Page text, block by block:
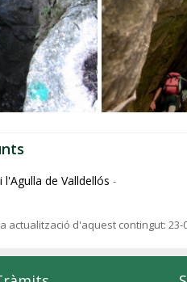
l'Agulla de Valldellós-
actualització d'aquest contingut:23-